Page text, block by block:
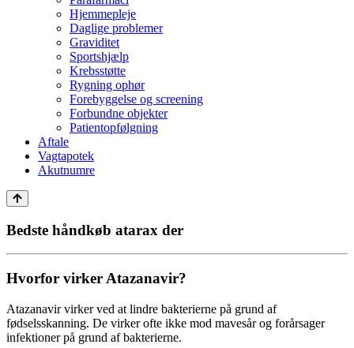
Hjemmepleje
Daglige problemer
Graviditet
Sportshjælp
Krebsstøtte
Rygning ophør
Forebyggelse og screening
Forbundne objekter
Patientopfølgning
Aftale
Vagtapotek
Akutnumre
Bedste håndkøb atarax der
Hvorfor virker Atazanavir?
Atazanavir virker ved at lindre bakterierne på grund af
fødselsskanning. De virker ofte ikke mod mavesår og forårsager
infektioner på grund af bakterierne.